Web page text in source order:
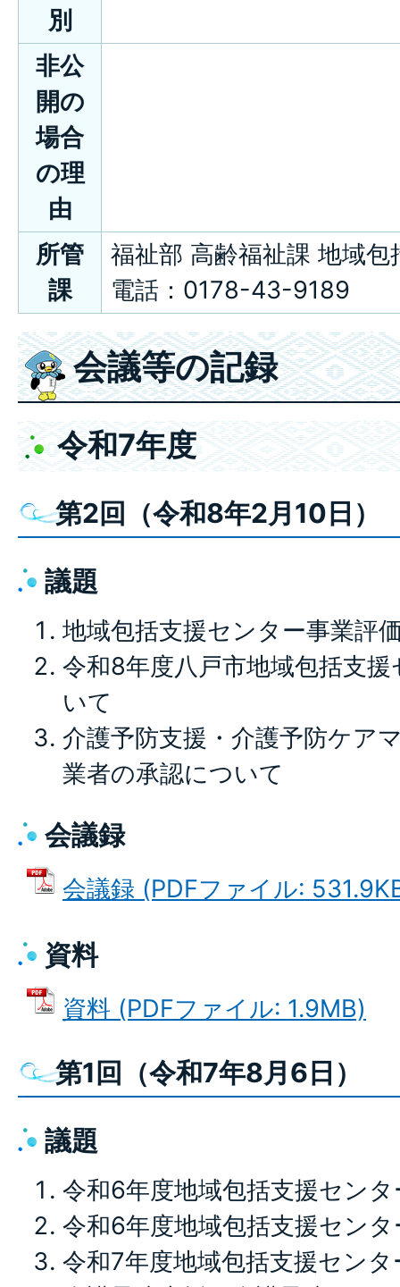
別
非公
開の
場合
の理
由
所管
課
福祉部 高齢福祉課 地域
電話：0178-43-9189
会議等の記録
令和7年度
第2回（令和8年2月10日）
議題
地域包括支援センター事業評
令和8年度八戸市地域包括支
いて
介護予防支援・介護予防ケア
業者の承認について
会議録
会議録 (PDFファイル:
資料
資料 (PDFファイル: 1.9MB)
第1回（令和7年8月6日）
議題
令和6年度地域包括支援セン
令和6年度地域包括支援セン
令和7年度地域包括支援セン